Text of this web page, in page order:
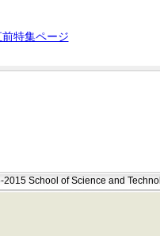
特集ページ
School of Science and